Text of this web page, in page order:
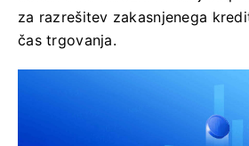
za razrešitev zakasnjenega
čas trgovanja.